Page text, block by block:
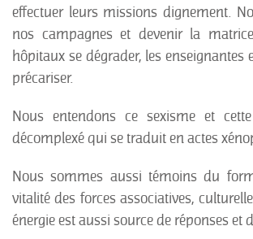
effectuer leurs missions dignement.
nos campagnes et devenir la
hôpitaux se dégrader, les
précariser.
Nous entendons ce sexisme et
décomplexé qui se traduit en actes
Nous sommes aussi témoins du
vitalité des forces associatives,
énergie est aussi source de réponses et